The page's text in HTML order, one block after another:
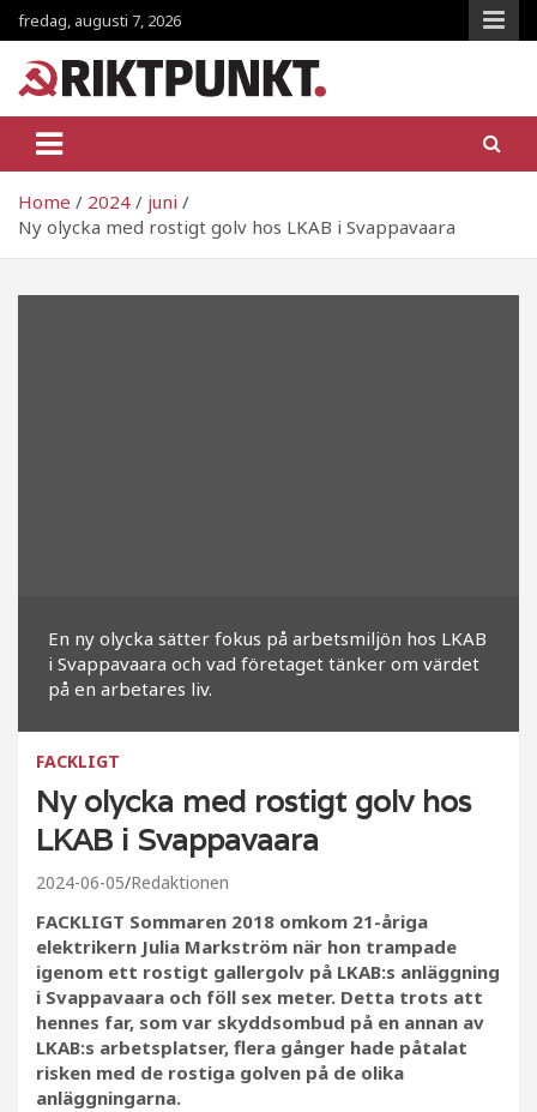
Skip
to
content
fredag, augusti 7, 2026
RiktpunKt.nu
Home 2024
juni
Ny olycka med rostigt golv hos LKAB i Svappavaara
En ny olycka sätter fokus på arbetsmiljön hos LKAB
i Svappavaara och vad företaget tänker om värdet
på en arbetares liv.
FACKLIGT
Ny olycka med rostigt golv hos
LKAB i Svappavaara
2024-06-05 Redaktionen
FACKLIGT Sommaren 2018 omkom 21-åriga
elektrikern Julia Markström när hon trampade
igenom ett rostigt gallergolv på LKAB:s anläggning
i Svappavaara och föll sex meter. Detta trots att
hennes far, som var skyddsombud på en annan av
LKAB:s arbetsplatser, flera gånger hade påtalat
risken med de rostiga golven på de olika
anläggningarna.